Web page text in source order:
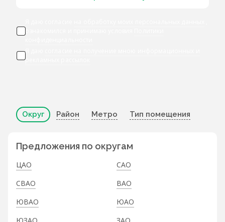
ознакомился и принимаю условия
Я даю
рекламных рассылок
Округ Район Метро Тип помещения
Предложения по округам
ЦАО
САО
СВАО
ВАО
ЮВАО
ЮАО